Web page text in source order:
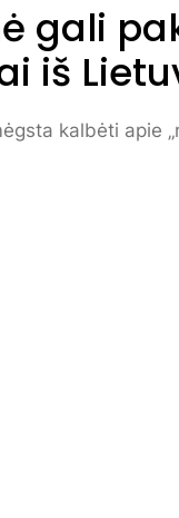
gali
iš
kalbėti apie